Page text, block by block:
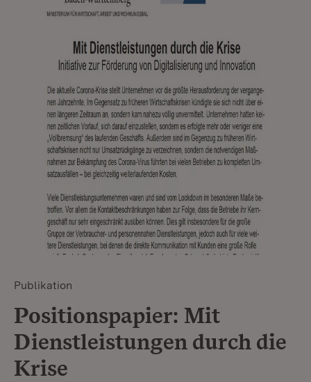
Publikation
Positionspapier: Mit
Dienstleistungen durch die
Krise